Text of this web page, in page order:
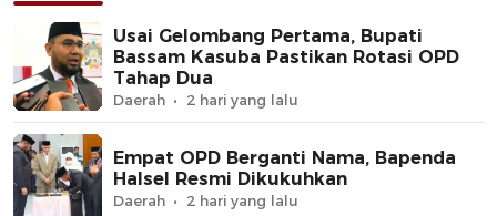
Usai Gelombang Pertama, Bupati
Bassam Kasuba Pastikan Rotasi OPD
Tahap Dua
Daerah 2 hari yang lalu
Empat OPD Berganti Nama, Bapenda
Halsel Resmi Dikukuhkan
Daerah 2 hari yang lalu